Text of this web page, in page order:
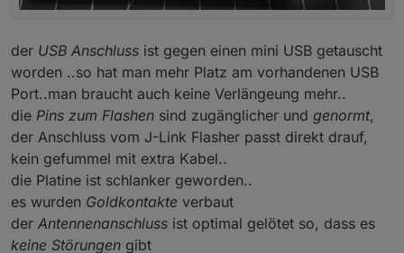
der USB Anschluss ist gegen einen mini USB getauscht
worden ..so hat man mehr Platz am vorhandenen USB
Port..man braucht auch keine Verlängeung mehr..
die Pins zum Flashen sind zugänglicher und genormt,
der Anschluss vom J-Link Flasher passt direkt drauf,
kein gefummel mit extra Kabel..
die Platine ist schlanker geworden..
es wurden Goldkontakte verbaut
der Antennenanschluss ist optimal gelötet so, dass es
keine Störungen gibt